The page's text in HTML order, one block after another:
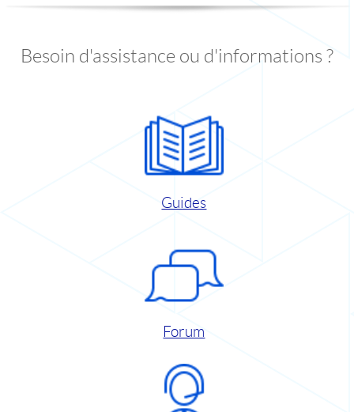
Besoin d'assistance ou d'informations ?
Guides
Forum